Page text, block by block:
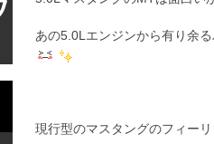
あの5.0Lエンジンから有り余
現行型のマスタングのフィー